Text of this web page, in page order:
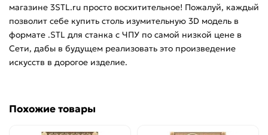
Часы
Статуэтки
магазине 3STL.ru просто восхитительное! Пожалуй, каждый
позволит себе купить столь изумительную 3D модель в
формате .STL для станка с ЧПУ по самой низкой цене в
Сети, дабы в будущем реализовать это произведение
искусств в дорогое изделие.
Похожие товары